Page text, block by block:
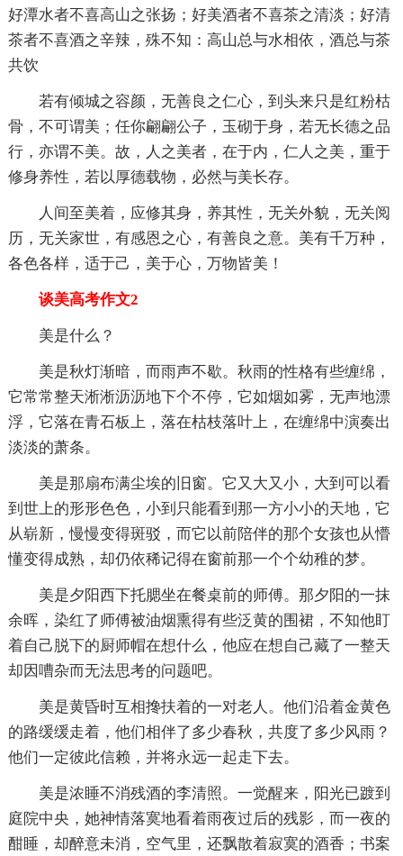
好潭水者不喜高山之张扬；好美酒者不喜茶之清淡；好清
茶者不喜酒之辛辣，殊不知：高山总与水相依，酒总与茶
共饮
若有倾城之容颜，无善良之仁心，到头来只是红粉枯
骨，不可谓美；任你翩翩公子，玉砌于身，若无长德之品
行，亦谓不美。故，人之美者，在于内，仁人之美，重于
修身养性，若以厚德载物，必然与美长存。
人间至美着，应修其身，养其性，无关外貌，无关阅
历，无关家世，有感恩之心，有善良之意。美有千万种，
各色各样，适于己，美于心，万物皆美！
谈美高考作文2
美是什么？
美是秋灯渐暗，而雨声不歇。秋雨的性格有些缠绵，
它常常整天淅淅沥沥地下个不停，它如烟如雾，无声地漂
浮，它落在青石板上，落在枯枝落叶上，在缠绵中演奏出
淡淡的萧条。
美是那扇布满尘埃的旧窗。它又大又小，大到可以看
到世上的形形色色，小到只能看到那一方小小的天地，它
从崭新，慢慢变得斑驳，而它以前陪伴的那个女孩也从懵
懂变得成熟，却仍依稀记得在窗前那一个个幼稚的梦。
美是夕阳西下托腮坐在餐桌前的师傅。那夕阳的一抹
余晖，染红了师傅被油烟熏得有些泛黄的围裙，不知他盯
着自己脱下的厨师帽在想什么，他应在想自己藏了一整天
却因嘈杂而无法思考的问题吧。
美是黄昏时互相搀扶着的一对老人。他们沿着金黄色
的路缓缓走着，他们相伴了多少春秋，共度了多少风雨？
他们一定彼此信赖，并将永远一起走下去。
美是浓睡不消残酒的李清照。一觉醒来，阳光已踱到
庭院中央，她神情落寞地看着雨夜过后的残影，而一夜的
酣睡，却醉意未消，空气里，还飘散着寂寞的酒香；书案